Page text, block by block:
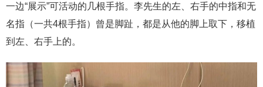
一边“展示”可活动的几根手指。李先生的左、右手的中指和无
名指（一共4根手指）曾是脚趾，都是从他的脚上取下，移植
到左、右手上的。